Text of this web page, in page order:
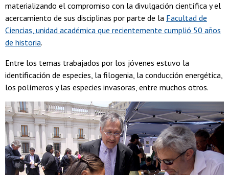
materializando el compromiso con la divulgación científica y el
acercamiento de sus disciplinas por parte de la Facultad de
Ciencias, unidad académica que recientemente cumplió 50 años
de historia.
Entre los temas trabajados por los jóvenes estuvo la
identificación de especies, la filogenia, la conducción energética,
los polímeros y las especies invasoras, entre muchos otros.